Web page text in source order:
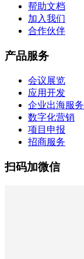
帮助文档
加入我们
合作伙伴
产品服务
会议展览
应用开发
企业出海服务
数字化营销
项目申报
招商服务
扫码加微信